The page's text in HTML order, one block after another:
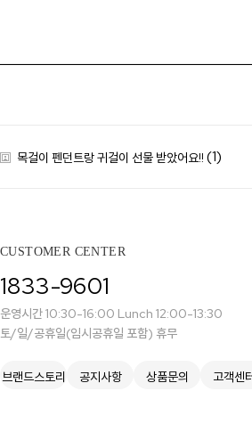
목걸이 펜던트랑 귀걸이 선물 받았어요!! (1)
CUSTOMER CENTER
1833-9601
운영시간 10:30-16:00 Lunch 12:00-13:30
토/일/공휴일(임시공휴일 포함) 휴무
브랜드스토리 공지사항 상품문의 고객센